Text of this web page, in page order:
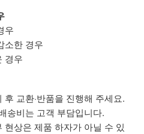
우
소한 경우
경우
교환·반품을 진행해 주세요.
송비는 고객 부담입니다.
상은 제품 하자가 아닐 수 있